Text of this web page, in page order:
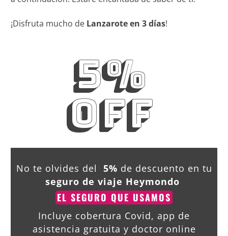
¡Disfruta mucho de Lanzarote en 3 días!
5%
OFF
No te olvides del 5% de descuento en tu
seguro de viaje Heymondo
EL SEGURO QUE USAMOS
Incluye cobertura Covid, app de
asistencia gratuita y doctor online